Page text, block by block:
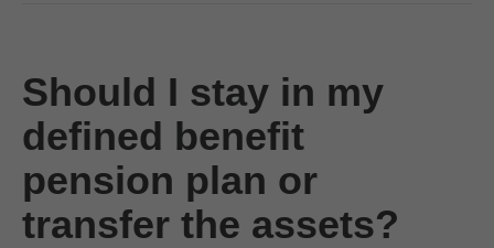
Should I stay in my
defined benefit
pension plan or
transfer the assets?